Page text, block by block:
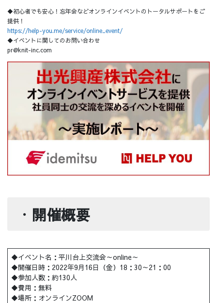
◆初心者でも安心！忘年会などオンラインイベントのトータルサポートをご
提供！
https://help-you.me/service/online_event/
◆イベントに関してのお問い合わせ
pr@knit-inc.com
・ 開催概要
◆イベント名：平川台上交流会～online～
◆開催日時：2022年9月16日（金）18：30～21：00
◆参加人数：約130人
◆費用：無料
◆場所：オンラインZOOM